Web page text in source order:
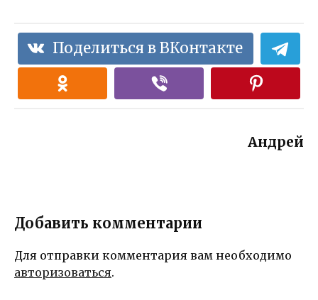
Поделиться в ВКонтакте
Андрей
Добавить комментарии
Для отправки комментария вам необходимо
авторизоваться.